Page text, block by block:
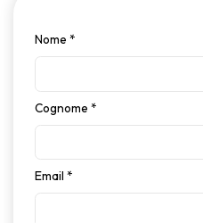
Nome *
Cognome *
Email *